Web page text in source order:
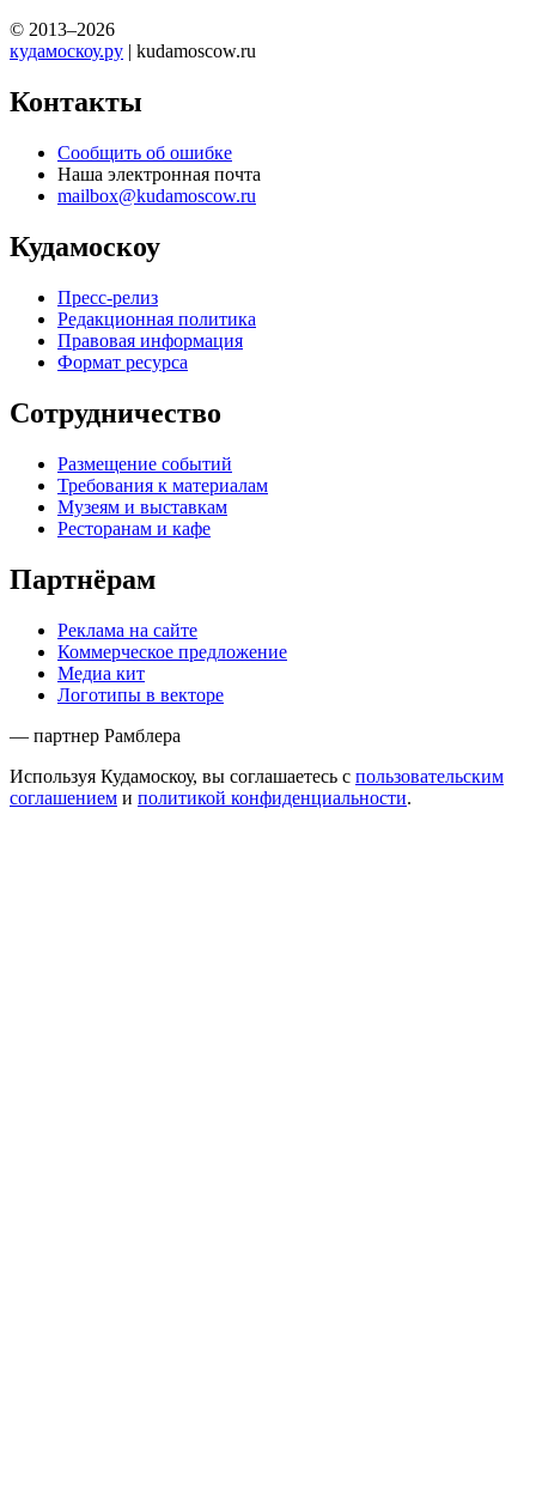
© 2013–2026
кудамоскоу.ру | kudamoscow.ru
Контакты
Сообщить об ошибке
Наша электронная почта
mailbox@kudamoscow.ru
Кудамоскоу
Пресс-релиз
Редакционная политика
Правовая информация
Формат ресурса
Сотрудничество
Размещение событий
Требования к материалам
Музеям и выставкам
Ресторанам и кафе
Партнёрам
Реклама на сайте
Коммерческое предложение
Медиа кит
Логотипы в векторе
— партнер Рамблера
Используя Кудамоскоу, вы соглашаетесь с пользовательским
соглашением и политикой конфиденциальности.